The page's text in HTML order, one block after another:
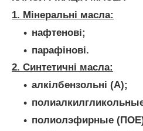
1. Мінеральні масла:
нафтенові;
парафінові.
2. Синтетичні масла:
алкілбензольні (А);
полиолэфирные